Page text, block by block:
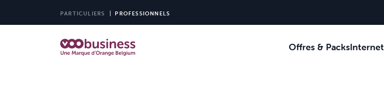
PARTICULIERS PROFESSIONNELS
Offres & PacksInternet